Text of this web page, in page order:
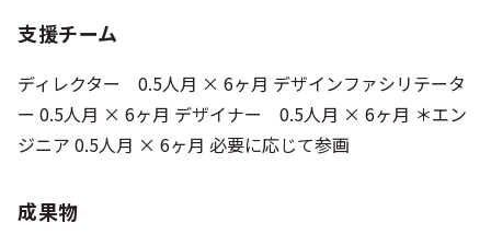
支援チーム
ディレクター 0.5人月 × 6ヶ月 デザインファシリテータ
ー 0.5人月 × 6ヶ月 デザイナー 0.5人月 × 6ヶ月 ＊エン
ジニア 0.5人月 × 6ヶ月 必要に応じて参画
成果物